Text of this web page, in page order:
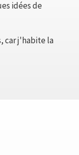
idées de
car j'habite la